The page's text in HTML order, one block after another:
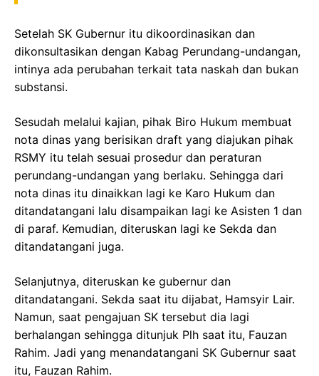
Setelah SK Gubernur itu dikoordinasikan dan
dikonsultasikan dengan Kabag Perundang-undangan,
intinya ada perubahan terkait tata naskah dan bukan
substansi.
Sesudah melalui kajian, pihak Biro Hukum membuat
nota dinas yang berisikan draft yang diajukan pihak
RSMY itu telah sesuai prosedur dan peraturan
perundang-undangan yang berlaku. Sehingga dari
nota dinas itu dinaikkan lagi ke Karo Hukum dan
ditandatangani lalu disampaikan lagi ke Asisten 1 dan
di paraf. Kemudian, diteruskan lagi ke Sekda dan
ditandatangani juga.
Selanjutnya, diteruskan ke gubernur dan
ditandatangani. Sekda saat itu dijabat, Hamsyir Lair.
Namun, saat pengajuan SK tersebut dia lagi
berhalangan sehingga ditunjuk Plh saat itu, Fauzan
Rahim. Jadi yang menandatangani SK Gubernur saat
itu, Fauzan Rahim.